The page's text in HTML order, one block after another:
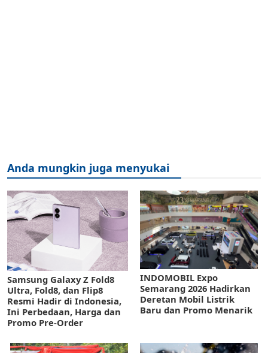
Anda mungkin juga menyukai
Samsung Galaxy Z Fold8
Ultra, Fold8, dan Flip8
Resmi Hadir di Indonesia,
Ini Perbedaan, Harga dan
Promo Pre-Order
INDOMOBIL Expo
Semarang 2026 Hadirkan
Deretan Mobil Listrik
Baru dan Promo Menarik